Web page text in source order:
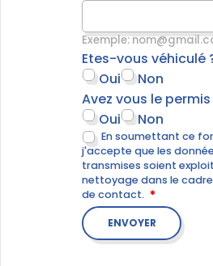
Exemple:
Etes-vous véhiculé
Oui
Non
Avez vous le permis
Oui
Non
En soumettant ce
j'accepte que les
transmises soient
nettoyage dans le
de contact.